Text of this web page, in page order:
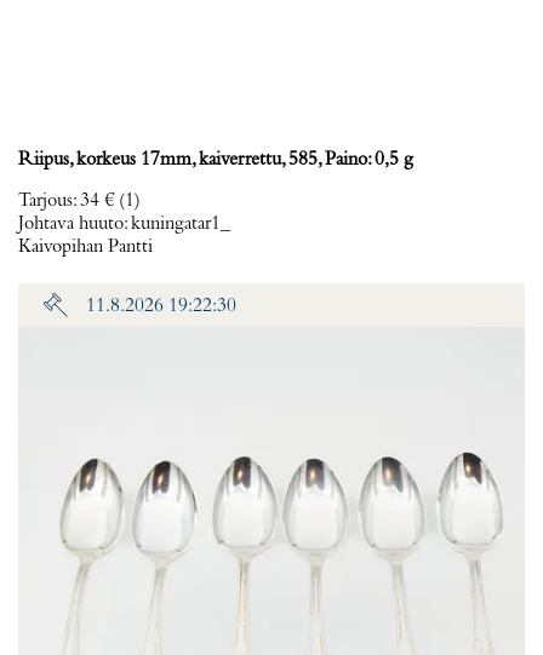
Riipus, korkeus 17mm, kaiverrettu, 585, Paino: 0,5 g
Tarjous:34 € (1)
Johtava huuto:kuningatar1_
Kaivopihan Pantti
11.8.2026 19:22:30